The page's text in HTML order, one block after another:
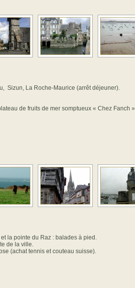
Sizun, La Roche-Maurice (arrêt déjeuner).
de fruits de mer somptueux « Chez Fanch ».
la pointe du Raz : balades à pied.
de la ville.
(achat tennis et couteau suisse).